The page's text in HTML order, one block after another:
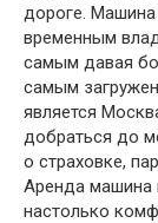
дороге.
временным
самым давая
самым
является
добраться до
о страховке,
Аренда машина
настолько